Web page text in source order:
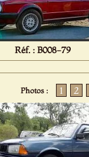
Réf. : B008-79
Photos : 1 2